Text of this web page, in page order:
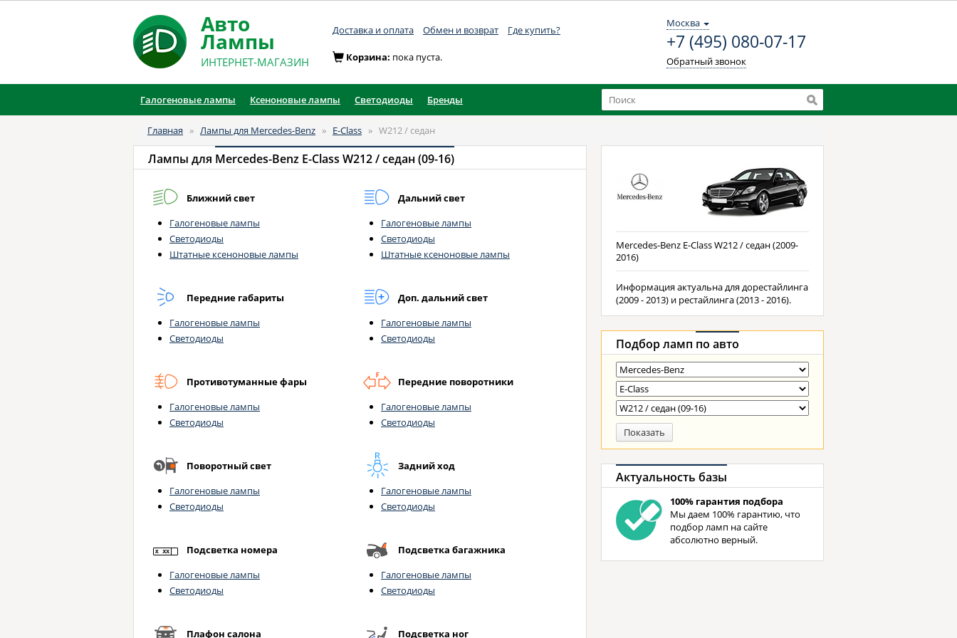
Авто
Лампы
ИНТЕРНЕТ-МАГАЗИН
Доставка и оплата Обмен и возврат Где купить?
Москва
+7 (495) 080-07-17
Обратный звонок
Корзина: пока пуста.
Галогеновые лампы Ксеноновые лампы Светодиоды Бренды
Главная » Лампы для Mercedes-Benz » E-Class » W212 / седан
Лампы для Mercedes-Benz E-Class W212 / седан (09-16)
Ближний свет
Галогеновые лампы
Светодиоды
Штатные ксеноновые лампы
Дальний свет
Галогеновые лампы
Светодиоды
Штатные ксеноновые лампы
Передние габариты
Галогеновые лампы
Светодиоды
Доп. дальний свет
Галогеновые лампы
Светодиоды
Противотуманные фары
Галогеновые лампы
Светодиоды
Передние поворотники
Галогеновые лампы
Светодиоды
Поворотный свет
Галогеновые лампы
Светодиоды
Задний ход
Галогеновые лампы
Светодиоды
Подсветка номера
Галогеновые лампы
Светодиоды
Подсветка багажника
Галогеновые лампы
Светодиоды
Плафон салона Подсветка ног
Mercedes-Benz E-Class W212 / седан (2009-
2016)
Информация актуальна для дорестайлинга
(2009 - 2013) и рестайлинга (2013 - 2016).
Подбор ламп по авто
Показать
Актуальность базы
100% гарантия подбора
Мы даем 100% гарантию, что
подбор ламп на сайте
абсолютно верный.